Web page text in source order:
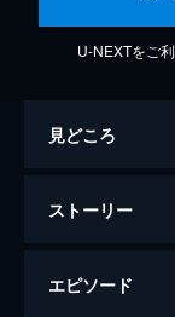
U-NEXTをご
見どころ
ストーリー
エピソード